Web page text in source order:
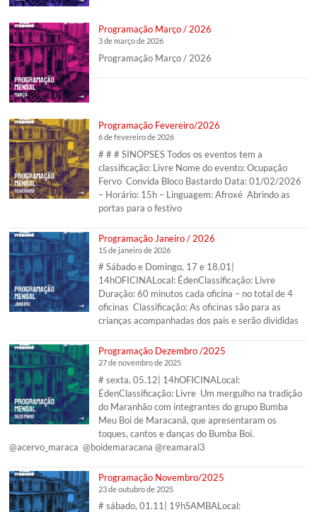
Programação Março / 2026
3 de março de 2026
Programação Março / 2026
Programação Fevereiro/2026
6 de fevereiro de 2026
# # # SINOPSES Todos os eventos tem a
classificação: Livre Nome do evento: Ocupação
Fervo Convida Bloco Bastardo Data: 01/02/2026
– Horário: 15h – Linguagem: Afroxé Abrindo as
portas para o festivo
Programação Janeiro / 2026
15 de janeiro de 2026
# Sábado e Domingo, 17 e 18.01|
14hOFICINALocal: ÉdenClassificação: Livre
Duração: 60 minutos cada oficina – no total de 4
oficinas Classificação: As oficinas são para as
crianças acompanhadas dos pais e serão divididas
Programação Dezembro /2025
27 de novembro de 2025
# sexta, 05.12| 14hOFICINALocal:
ÉdenClassificação: Livre Um mergulho na tradição
do Maranhão com integrantes do grupo Bumba
Meu Boi de Maracanã, que apresentaram os
toques, cantos e danças do Bumba Boi.
@acervo_maraca @boidemaracana @reamaral3
Programação Novembro/2025
23 de outubro de 2025
# sábado, 01.11| 19hSAMBALocal: